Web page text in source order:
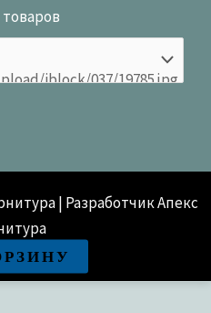
| Разработчик Апекс